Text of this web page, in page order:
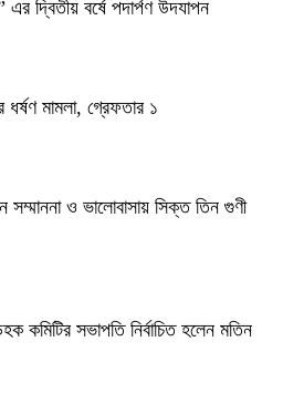
দ্বিতীয় বর্ষে পদার্পণ উদযাপন
ধর্ষণ মামলা, গ্রেফতার ১
সম্মাননা ও ভালোবাসায় সিক্ত তিন গুণী
কমিটির সভাপতি নির্বাচিত হলেন মতিন